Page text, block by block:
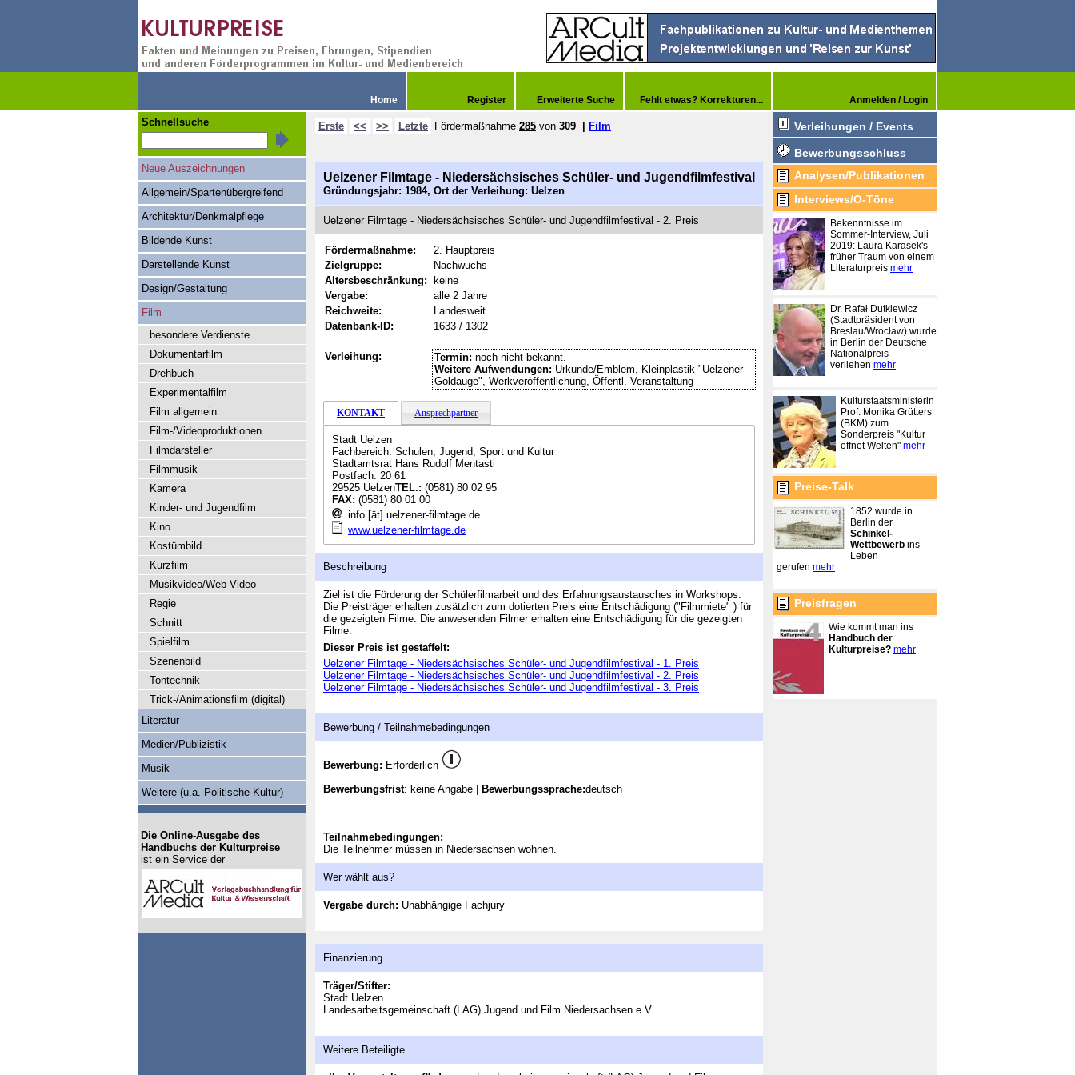
Home Register Erweiterte Suche Fehlt etwas? Korrekturen... Anmelden / Login
Erste << >> Letzte Fördermaßnahme 285 von 309 Film
Uelzener Filmtage - Niedersächsisches Schüler- und Jugendfilmfestival
Gründungsjahr: 1984, Ort der Verleihung: Uelzen
Uelzener Filmtage - Niedersächsisches Schüler- und Jugendfilmfestival - 2. Preis
Fördermaßnahme:
2. Hauptpreis
Zielgruppe:
Nachwuchs
Altersbeschränkung:
keine
Vergabe:
alle 2 Jahre
Reichweite:
Landesweit
Datenbank-ID:
1633 / 1302
Verleihung: Termin: noch nicht bekannt.
Weitere Aufwendungen: Urkunde/Emblem, Kleinplastik "Uelzener
Goldauge", Werkveröffentlichung, Öffentl. Veranstaltung
KONTAKT Ansprechpartner
Stadt Uelzen
Fachbereich: Schulen, Jugend, Sport und Kultur
Stadtamtsrat Hans Rudolf Mentasti
Postfach: 20 61
29525 UelzenTEL.: (0581) 80 02 95
FAX: (0581) 80 01 00
info [ät] uelzener-filmtage.de
www.uelzener-filmtage.de
Beschreibung
Ziel ist die Förderung der Schülerfilmarbeit und des Erfahrungsaustausches in Workshops.
Die Preisträger erhalten zusätzlich zum dotierten Preis eine Entschädigung ("Filmmiete" ) für
die gezeigten Filme. Die anwesenden Filmer erhalten eine Entschädigung für die gezeigten
Filme.
Dieser Preis ist gestaffelt:
Uelzener Filmtage - Niedersächsisches Schüler- und Jugendfilmfestival - 1. Preis
Uelzener Filmtage - Niedersächsisches Schüler- und Jugendfilmfestival - 2. Preis
Uelzener Filmtage - Niedersächsisches Schüler- und Jugendfilmfestival - 3. Preis
Bewerbung / Teilnahmebedingungen
Bewerbung: Erforderlich
Bewerbungsfrist: keine Angabe | Bewerbungssprache:deutsch
Teilnahmebedingungen:
Die Teilnehmer müssen in Niedersachsen wohnen.
Wer wählt aus?
Vergabe durch: Unabhängige Fachjury
Finanzierung
Träger/Stifter:
Stadt Uelzen
Landesarbeitsgemeinschaft (LAG) Jugend und Film Niedersachsen e.V.
Weitere Beteiligte
Schnellsuche
Neue Auszeichnungen
Allgemein/Spartenübergreifend
Architektur/Denkmalpflege
Bildende Kunst
Darstellende Kunst
Design/Gestaltung
Film
besondere Verdienste
Dokumentarfilm
Drehbuch
Experimentalfilm
Film allgemein
Film-/Videoproduktionen
Filmdarsteller
Filmmusik
Kamera
Kinder- und Jugendfilm
Kino
Kostümbild
Kurzfilm
Musikvideo/Web-Video
Regie
Schnitt
Spielfilm
Szenenbild
Tontechnik
Trick-/Animationsfilm (digital)
Literatur
Medien/Publizistik
Musik
Weitere (u.a. Politische Kultur)
Die Online-Ausgabe des
Handbuchs der Kulturpreise
ist ein Service der
Verleihungen / Events
Bewerbungsschluss
Analysen/Publikationen
Interviews/O-Töne
Bekenntnisse im
Sommer-Interview, Juli
2019: Laura Karasek's
früher Traum von einem
Literaturpreis mehr
Dr. Rafał Dutkiewicz
(Stadtpräsident von
Breslau/Wrocław) wurde
in Berlin der Deutsche
Nationalpreis
verliehen mehr
Kulturstaatsministerin
Prof. Monika Grütters
(BKM) zum
Sonderpreis "Kultur
öffnet Welten" mehr
Preise-Talk
1852 wurde in
Berlin der
Schinkel-
Wettbewerb ins
Leben
gerufen mehr
Preisfragen
Wie kommt man ins
Handbuch der
Kulturpreise? mehr